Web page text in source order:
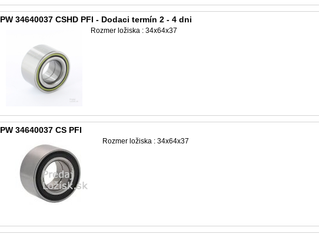
PW 34640037 CSHD PFI - Dodaci termín 2 - 4 dni
Rozmer ložiska : 34x64x37
PW 34640037 CS PFI
Rozmer ložiska : 34x64x37